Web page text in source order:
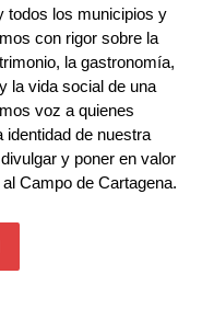
todos los municipios y
con rigor sobre la
la gastronomía,
la vida social de una
voz a quienes
de nuestra
y poner en valor
Campo de Cartagena.